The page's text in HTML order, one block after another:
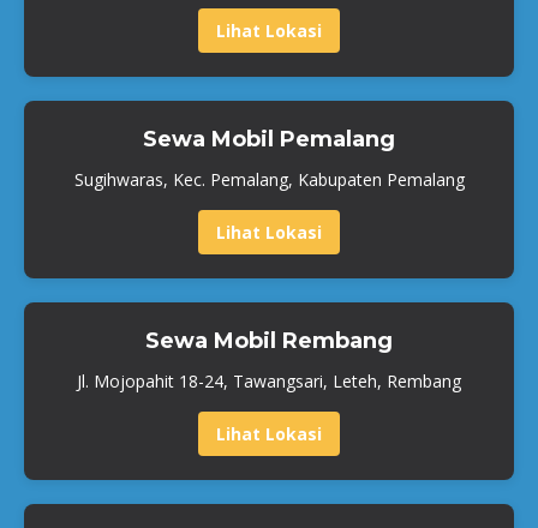
Lihat Lokasi
Sewa Mobil Pemalang
Sugihwaras, Kec. Pemalang, Kabupaten Pemalang
Lihat Lokasi
Sewa Mobil Rembang
Jl. Mojopahit 18-24, Tawangsari, Leteh, Rembang
Lihat Lokasi